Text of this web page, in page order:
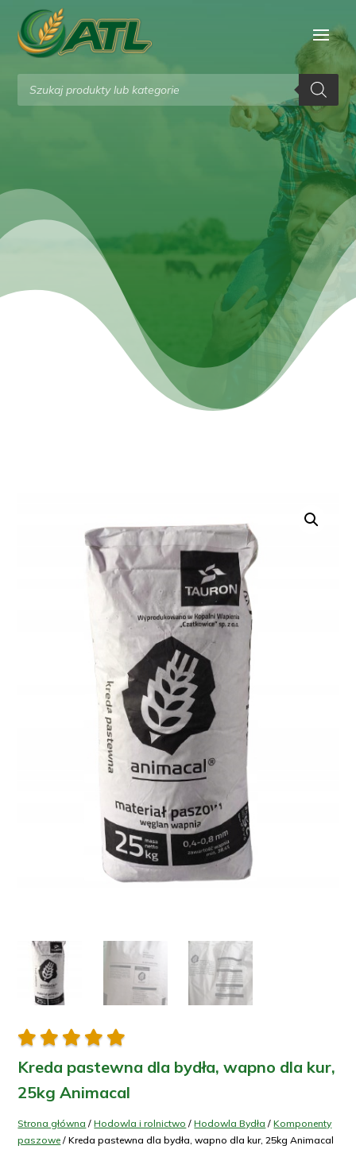
Wyszukiwarka
produktów
    
Kreda pastewna dla bydła, wapno dla kur,
25kg Animacal
Strona główna /Hodowla i rolnictwo /Hodowla Bydła /Komponenty
paszowe / Kreda pastewna dla bydła, wapno dla kur, 25kg Animacal